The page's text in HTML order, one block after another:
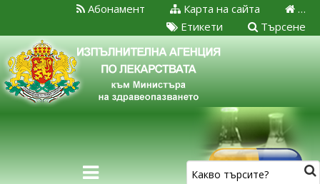
…
Карта на сайта
Абонамент
Търсене
Етикети